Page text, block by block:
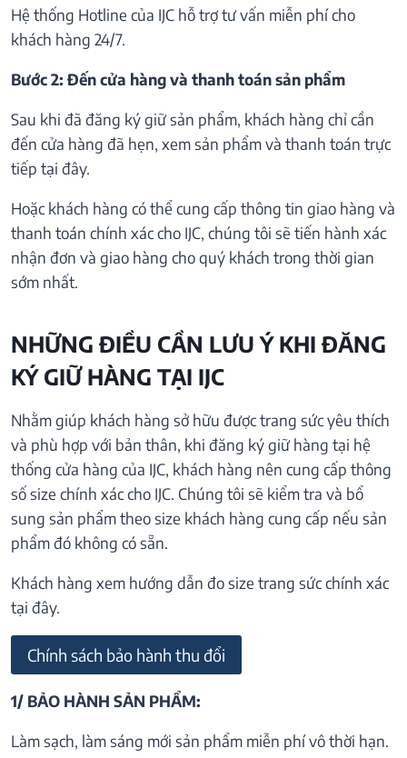
Hệ thống Hotline của IJC hỗ trợ tư vấn miễn phí cho
khách hàng 24/7.
Bước 2: Đến cửa hàng và thanh toán sản phẩm
Sau khi đã đăng ký giữ sản phẩm, khách hàng chỉ cần
đến cửa hàng đã hẹn, xem sản phẩm và thanh toán trực
tiếp tại đây.
Hoặc khách hàng có thể cung cấp thông tin giao hàng và
thanh toán chính xác cho IJC, chúng tôi sẽ tiến hành xác
nhận đơn và giao hàng cho quý khách trong thời gian
sớm nhất.
NHỮNG ĐIỀU CẦN LƯU Ý KHI ĐĂNG
KÝ GIỮ HÀNG TẠI IJC
Nhằm giúp khách hàng sở hữu được trang sức yêu thích
và phù hợp với bản thân, khi đăng ký giữ hàng tại hệ
thống cửa hàng của IJC, khách hàng nên cung cấp thông
số size chính xác cho IJC. Chúng tôi sẽ kiểm tra và bổ
sung sản phẩm theo size khách hàng cung cấp nếu sản
phẩm đó không có sẵn.
Khách hàng xem hướng dẫn đo size trang sức chính xác
tại đây.
Chính sách bảo hành thu đổi
1/ BẢO HÀNH SẢN PHẨM:
Làm sạch, làm sáng mới sản phẩm miễn phí vô thời hạn.